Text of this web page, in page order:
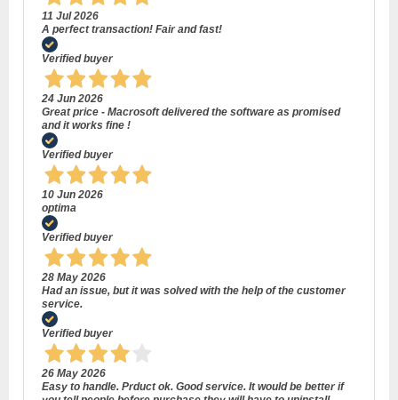
11 Jul 2026
A perfect transaction! Fair and fast!
Verified buyer
24 Jun 2026
Great price - Macrosoft delivered the software as promised
and it works fine !
Verified buyer
10 Jun 2026
optima
Verified buyer
28 May 2026
Had an issue, but it was solved with the help of the customer
service.
Verified buyer
26 May 2026
Easy to handle. Prduct ok. Good service. It would be better if